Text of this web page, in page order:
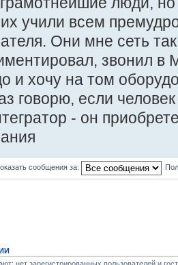
учили всем
Они мне сеть
звонил в
и хочу на том
говорю, если
- он
сообщения за: